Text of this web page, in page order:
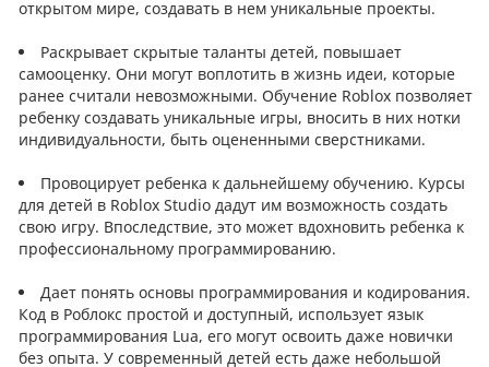
открытом мире, создавать в нем уникальные проекты.
Раскрывает скрытые таланты детей, повышает
самооценку. Они могут воплотить в жизнь идеи, которые
ранее считали невозможными. Обучение Roblox позволяет
ребенку создавать уникальные игры, вносить в них нотки
индивидуальности, быть оцененными сверстниками.
Провоцирует ребенка к дальнейшему обучению. Курсы
для детей в Roblox Studio дадут им возможность создать
свою игру. Впоследствие, это может вдохновить ребенка к
профессиональному программированию.
Дает понять основы программирования и кодирования.
Код в Роблокс простой и доступный, использует язык
программирования Lua, его могут освоить даже новички
без опыта. У современный детей есть даже небольшой